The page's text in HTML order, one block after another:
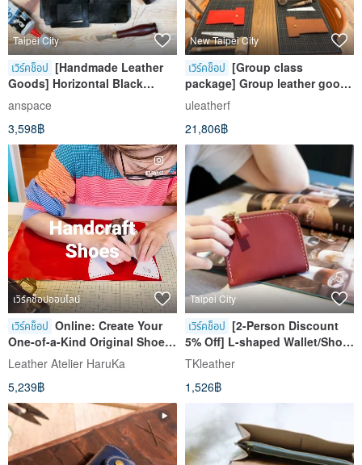
Taipei City
เวิร์คช็อป [Handmade Leather
Goods] Horizontal Black
Photo Clip for Valentine's Day
and Father's Day
anspace
3,598฿
New Taipei City
เวิร์คช็อป [Group class
package] Group leather goods
hand-making class-Business
card bag hand-making class-
reservation required
uleatherf
21,806฿
เวิร์คช็อปออนไลน์
เวิร์คช็อป Online: Create Your
One-of-a-Kind Original Shoes
in One Day
Leather Atelier HaruKa
5,239฿
Taipei City
เวิร์คช็อป [2-Person Discount
5% Off] L-shaped Wallet/Short
Wallet DIY Class (Free Custom
Engraving)_ Group Bookings
Welcome
TKleather
1,526฿